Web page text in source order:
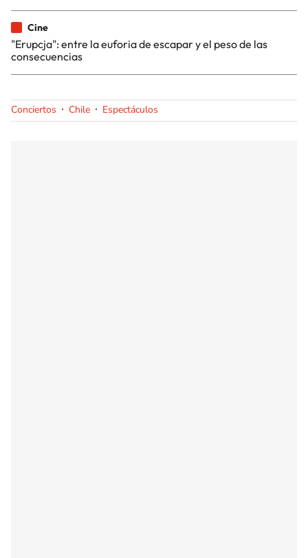
Cine
"Erupcja": entre la euforia de escapar y el peso de las
consecuencias
Conciertos Chile Espectáculos